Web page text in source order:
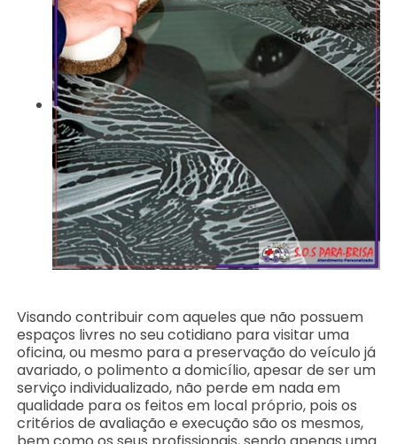
Visando contribuir com aqueles que não possuem
espaços livres no seu cotidiano para visitar uma
oficina, ou mesmo para a preservação do veículo já
avariado, o polimento a domicílio, apesar de ser um
serviço individualizado, não perde em nada em
qualidade para os feitos em local próprio, pois os
critérios de avaliação e execução são os mesmos,